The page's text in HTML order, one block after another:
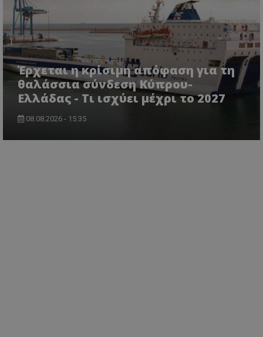
Έρχεται η κρίσιμη απόφαση για τη
θαλάσσια σύνδεση Κύπρου-
Ελλάδας - Τι ισχύει μέχρι το 2027
08.08.2026 - 15:35